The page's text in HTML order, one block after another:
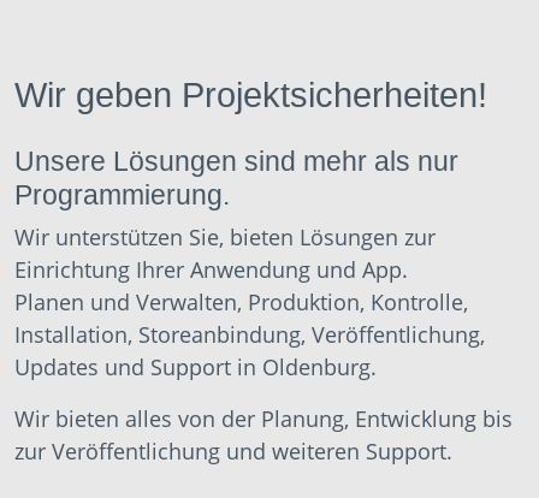
Wir geben Projektsicherheiten!
Unsere Lösungen sind mehr als nur
Programmierung.
Wir unterstützen Sie, bieten Lösungen zur
Einrichtung Ihrer Anwendung und App.
Planen und Verwalten, Produktion, Kontrolle,
Installation, Storeanbindung, Veröffentlichung,
Updates und Support in Oldenburg.
Wir bieten alles von der Planung, Entwicklung bis
zur Veröffentlichung und weiteren Support.